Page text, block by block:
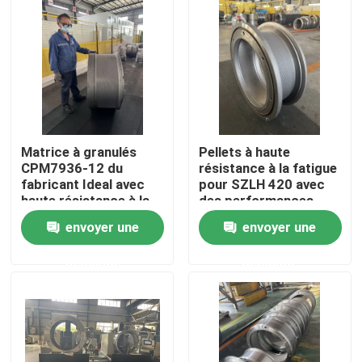
Au sujet de nous
Visite d'usine
Contrôle de qualité
Contactez-nous
Cas
Demandez une citation
Matrice à granulés
CPM7936-12 du
fabricant Ideal avec
haute résistance à la
corrosion
envoyer une
Pellets à haute
résistance à la fatigue
pour SZLH 420 avec
des performances
optimales
envoyer une